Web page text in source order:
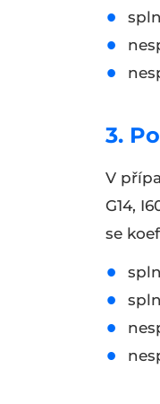
3.
V
G14,
se